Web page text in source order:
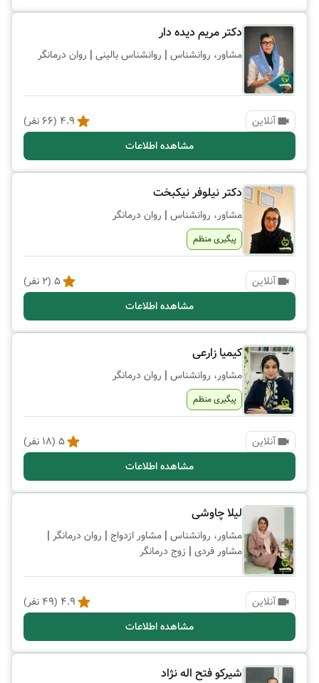
دکتر مریم دیده دار
مشاور، روانشناس | روانشناس بالینی | روان درمانگر
آنلاین 4.9
(
66 نفر)
مشاهده اطلاعات
دکتر نیلوفر نیکبخت
مشاور، روانشناس | روان درمانگر
پیگیری منظم
آنلاین 5
(
2 نفر)
مشاهده اطلاعات
کیمیا زارعی
مشاور، روانشناس | روان درمانگر
پیگیری منظم
آنلاین 5
(
18 نفر)
مشاهده اطلاعات
لیلا چاوشی
مشاور، روانشناس | مشاور ازدواج | روان درمانگر |
مشاور فردی | زوج درمانگر
آنلاین 4.9
(
49 نفر)
مشاهده اطلاعات
شیرکو فتح اله نژاد